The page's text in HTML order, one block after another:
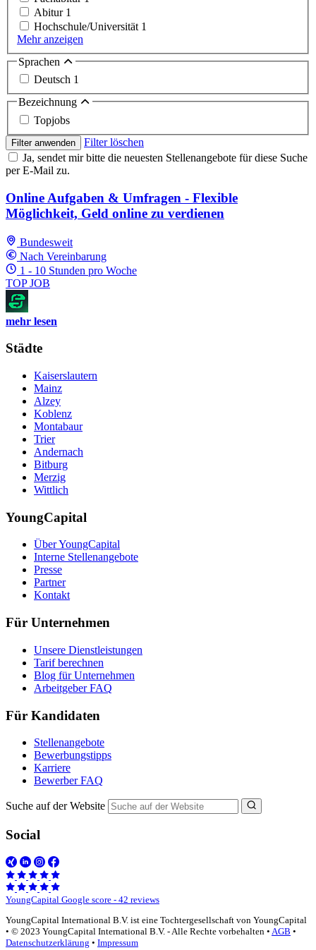
Abitur 1
Hochschule/Universität 1
Mehr anzeigen
Sprachen
Deutsch 1
Bezeichnung
Topjobs
Filter anwenden
Filter löschen
Ja, sendet mir bitte die neuesten Stellenangebote für diese Suche
per E-Mail zu.
Online Aufgaben & Umfragen - Flexible
Möglichkeit, Geld online zu verdienen
Bundesweit
Nach Vereinbarung
1 - 10 Stunden pro Woche
TOP JOB
mehr lesen
Städte
Kaiserslautern
Mainz
Alzey
Koblenz
Montabaur
Trier
Andernach
Bitburg
Merzig
Wittlich
YoungCapital
Über YoungCapital
Interne Stellenangebote
Presse
Partner
Kontakt
Für Unternehmen
Unsere Dienstleistungen
Tarif berechnen
Blog für Unternehmen
Arbeitgeber FAQ
Für Kandidaten
Stellenangebote
Bewerbungstipps
Karriere
Bewerber FAQ
Suche auf der Website
Social
YoungCapital Google score - 42 reviews
YoungCapital International B.V. ist eine Tochtergesellschaft von YoungCapital
• © 2023 YoungCapital International B.V. - Alle Rechte vorbehalten • AGB •
Datenschutzerklärung • Impressum